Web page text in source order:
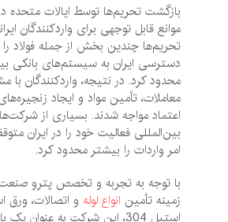
موانع قابل توجهی برای واردکنندگان ایرانی
تحریم‌ها چندین بخش از جمله فولاد را هدف
دسترسی ایران به سیستم‌های بانکی
محدود کرد. در نتیجه، واردکنندگان با
معاملات، تأمین مواد و ایجاد زنجیره‌های
اعتماد مواجه شدند. بسیاری از شرکت‌های
بین‌المللی فعالیت خود را در ایران متوقف
امر واردات را بیشتر محدود کرد.
با توجه به تجربه و تخصص پترو صنعت دژ
زمینه تأمینانواع لولهو اتصالات، ورق استیل
استیل 304، این شرکت به عنوان یک